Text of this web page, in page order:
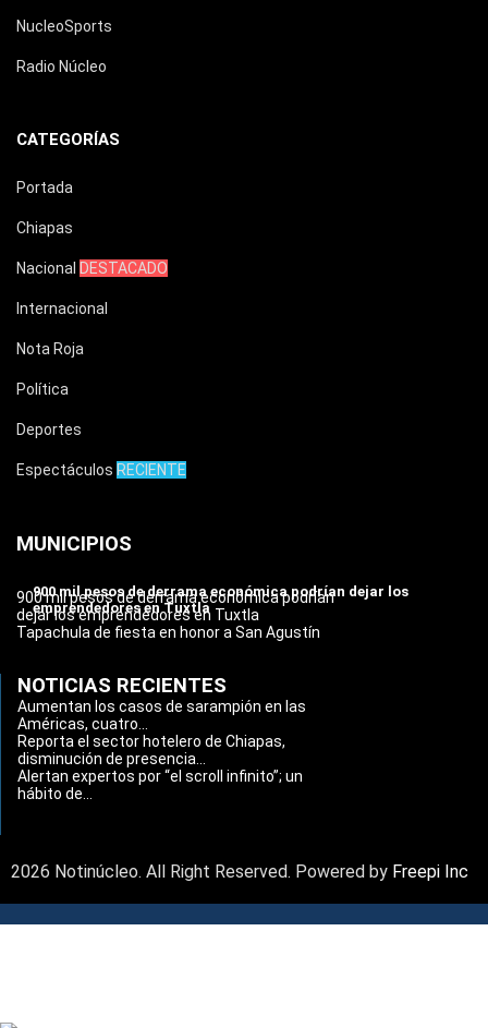
NucleoSports
Radio Núcleo
CATEGORÍAS
Portada
Chiapas
Nacional DESTACADO
Internacional
Nota Roja
Política
Deportes
Espectáculos RECIENTE
MUNICIPIOS
900 mil pesos de derrama económica podrían dejar los
emprendedores en Tuxtla
900 mil pesos de derrama económica podrían
dejar los emprendedores en Tuxtla
Tapachula de fiesta en honor a San Agustín
NOTICIAS RECIENTES
Aumentan los casos de sarampión en las
Américas, cuatro...
Reporta el sector hotelero de Chiapas,
disminución de presencia...
Alertan expertos por “el scroll infinito”; un
hábito de...
2026 Notinúcleo. All Right Reserved. Powered by Freepi Inc